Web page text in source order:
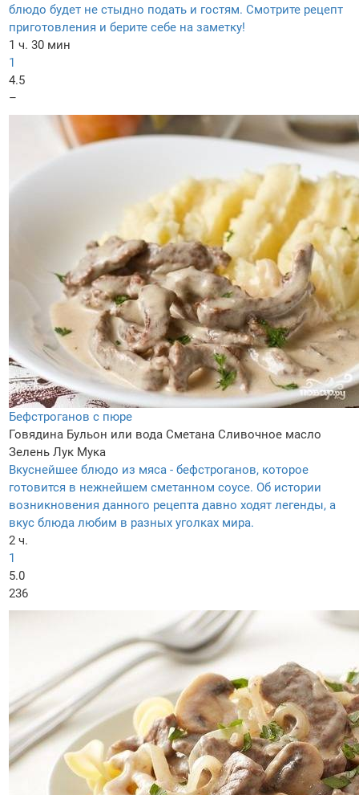
блюдо будет не стыдно подать и гостям. Смотрите рецепт
приготовления и берите себе на заметку!
1 ч. 30 мин
1
4.5
–
Бефстроганов с пюре
Говядина Бульон или вода Сметана Сливочное масло
Зелень Лук Мука
Вкуснейшее блюдо из мяса - бефстроганов, которое
готовится в нежнейшем сметанном соусе. Об истории
возникновения данного рецепта давно ходят легенды, а
вкус блюда любим в разных уголках мира.
2 ч.
1
5.0
236